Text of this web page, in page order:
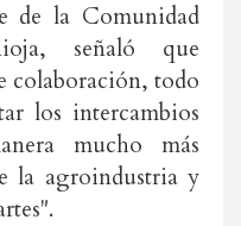
de la Comunidad
señaló que
colaboración, todo
los intercambios
mucho más
la agroindustria y